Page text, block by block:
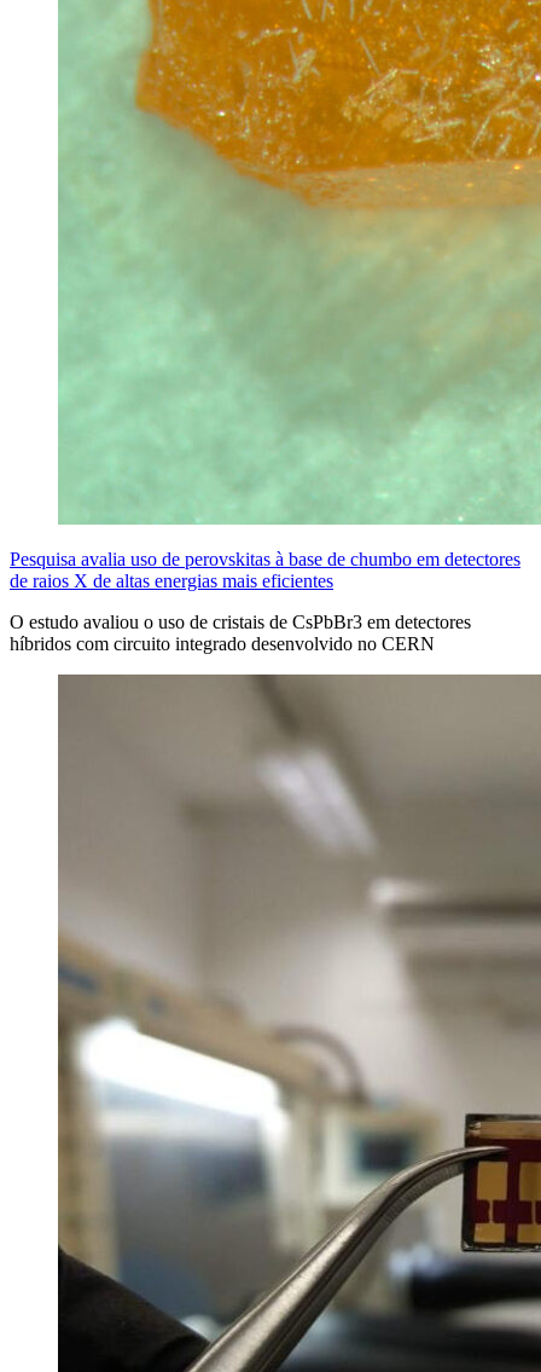
Pesquisa avalia uso de perovskitas à base de chumbo em detectores
de raios X de altas energias mais eficientes
O estudo avaliou o uso de cristais de CsPbBr3 em detectores
híbridos com circuito integrado desenvolvido no CERN